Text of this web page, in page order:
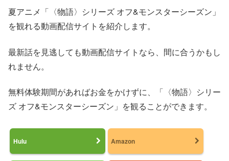
夏アニメ「〈物語〉シリーズ オフ&モンスターシーズン」
を観れる動画配信サイトを紹介します。
最新話を見逃しても動画配信サイトなら、間に合うかもし
れません。
無料体験期間があればお金をかけずに、「〈物語〉シリー
ズ オフ&モンスターシーズン」を観ることができます。
Hulu Amazon